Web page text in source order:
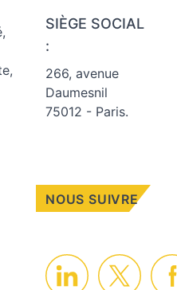
SIÈGE SOCIAL
:
266, avenue
Daumesnil
75012 - Paris.
NOUS SUIVRE